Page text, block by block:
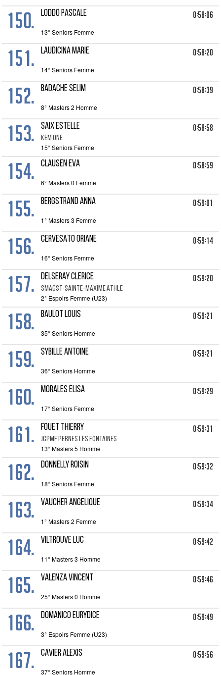
150. LODDO PASCALE 0:58:06
13° Seniors Femme
151. LAUDICINA MARIE 0:58:20
14° Seniors Femme
152. BADACHE SELIM 0:58:39
8° Masters 2 Homme
153. SAIX ESTELLE
KEM ONE
0:58:58
15° Seniors Femme
154. CLAUSEN EVA 0:58:59
6° Masters 0 Femme
155. BERGSTRAND ANNA 0:59:01
1° Masters 3 Femme
156. CERVESATO ORIANE 0:59:14
16° Seniors Femme
157. DELSERAY CLERICE
SMAGST-SAINTE-MAXIME ATHLE
0:59:20
2° Espoirs Femme (U23)
158. BAULOT LOUIS 0:59:21
35° Seniors Homme
159. SYBILLE ANTOINE 0:59:21
36° Seniors Homme
160. MORALES ELISA 0:59:29
17° Seniors Femme
161. FOUET THIERRY
JCPMF PERNES LES FONTAINES
0:59:31
13° Masters 5 Homme
162. DONNELLY ROISIN 0:59:32
18° Seniors Femme
163. VAUCHER ANGELIQUE 0:59:34
1° Masters 2 Femme
164. VILTROUVE LUC 0:59:42
11° Masters 3 Homme
165. VALENZA VINCENT 0:59:46
25° Masters 0 Homme
166. DOMANICO EURYDICE 0:59:49
3° Espoirs Femme (U23)
167. CAVIER ALEXIS 0:59:56
37° Seniors Homme